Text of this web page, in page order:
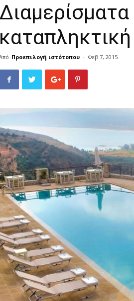
Προεπιλογή ιστότοπου - Φεβ 7, 2015